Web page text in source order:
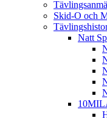
Skid-O och
Natt